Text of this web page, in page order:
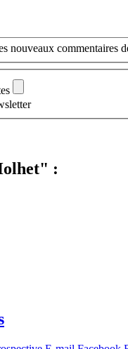
nouveaux commentaires
: